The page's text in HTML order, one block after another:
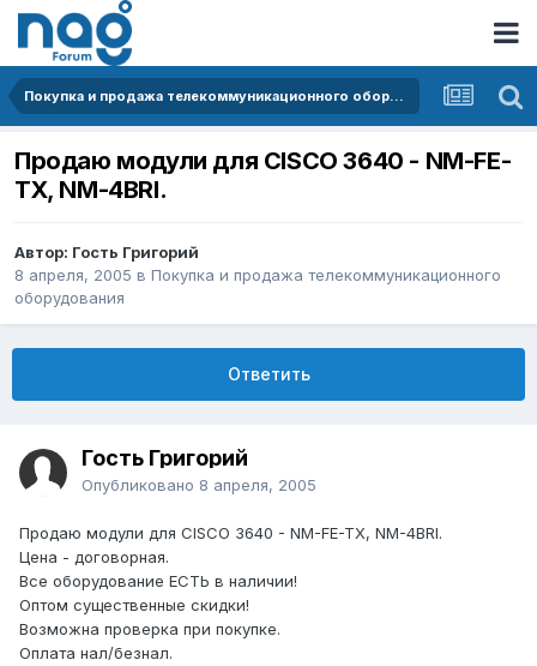
Покупка и продажа телекоммуникационного оборудования
Продаю модули для CISCO 3640 - NM-FE-
TX, NM-4BRI.
Автор: Гость Григорий
8 апреля, 2005 в Покупка и продажа телекоммуникационного
оборудования
Ответить
Гость Григорий
Опубликовано 8 апреля, 2005
Продаю модули для CISCO 3640 - NM-FE-TX, NM-4BRI.
Цена - договорная.
Все оборудование ЕСТЬ в наличии!
Оптом существенные скидки!
Возможна проверка при покупке.
Оплата нал/безнал.